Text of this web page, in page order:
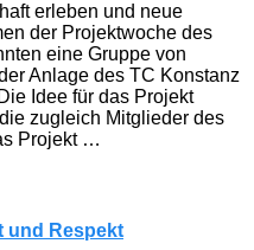
erleben und neue
der Projektwoche des
eine Gruppe von
Anlage des TC Konstanz
Idee für das Projekt
zugleich Mitglieder des
Projekt …
und Respekt